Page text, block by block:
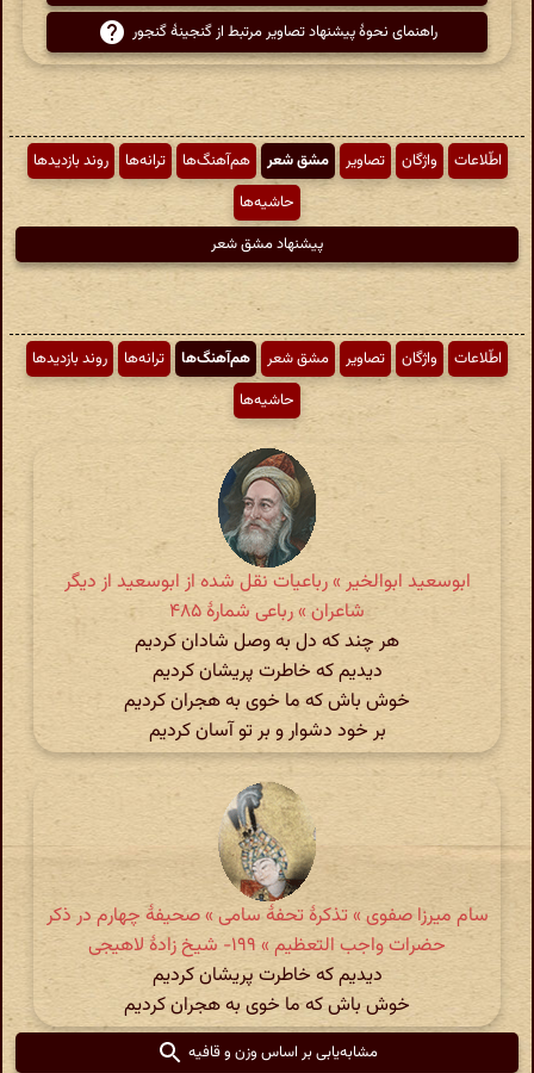
راهنمای نحوهٔ پیشنهاد تصاویر مرتبط از گنجینهٔ گنجور
اطّلاعات واژگان تصاویر مشق شعر هم‌آهنگ‌ها ترانه‌ها
روند بازدیدها
حاشیه‌ها
پیشنهاد مشق شعر
اطّلاعات واژگان تصاویر مشق شعر هم‌آهنگ‌ها ترانه‌ها
روند بازدیدها
حاشیه‌ها
ابوسعید ابوالخیر » رباعیات نقل شده از ابوسعید از دیگر
شاعران » رباعی شمارهٔ ۴۸۵
هر چند که دل به وصل شادان کردیم
دیدیم که خاطرت پریشان کردیم
خوش باش که ما خوی به هجران کردیم
بر خود دشوار و بر تو آسان کردیم
سام میرزا صفوی » تذکرهٔ تحفهٔ سامی » صحیفهٔ چهارم در ذکر
حضرات واجب التعظیم » ۱۹۹- شیخ زادهٔ لاهیجی
دیدیم که خاطرت پریشان کردیم
خوش باش که ما خوی به هجران کردیم
مشابه‌یابی بر اساس وزن و قافیه